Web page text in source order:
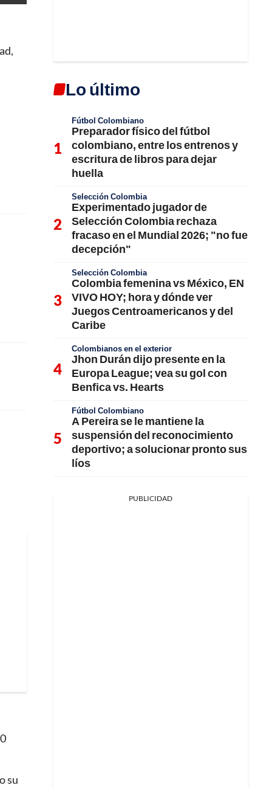
su
Lo último
Fútbol Colombiano
Preparador físico del fútbol
colombiano, entre los entrenos y
escritura de libros para dejar
huella
Selección Colombia
Experimentado jugador de
Selección Colombia rechaza
fracaso en el Mundial 2026; "no fue
decepción"
Selección Colombia
Colombia femenina vs México, EN
VIVO HOY; hora y dónde ver
Juegos Centroamericanos y del
Caribe
Colombianos en el exterior
Jhon Durán dijo presente en la
Europa League; vea su gol con
Benfica vs. Hearts
Fútbol Colombiano
A Pereira se le mantiene la
suspensión del reconocimiento
deportivo; a solucionar pronto sus
líos
PUBLICIDAD